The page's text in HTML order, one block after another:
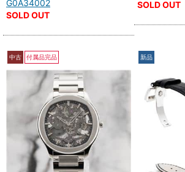
G0A34002
SOLD OUT
SOLD OUT
中古 付属品完品 新品